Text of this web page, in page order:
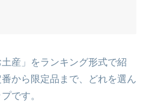
産」をランキング形式で紹
から限定品まで、どれを選ん
です。